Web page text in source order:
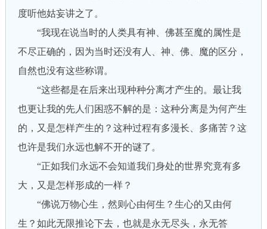
度听他姑妄讲之了。
“我现在说当时的人类具有神、佛甚至魔的属性是
不尽正确的，因为当时还没有人、神、佛、魔的区分，
自然也没有这些称谓。
“这些都是在后来出现种种分离才产生的。最让我
也更让我的先人们困惑不解的是：这种分离是为何产生
的，又是怎样产生的？这种过程有多漫长、多痛苦？这
也许是我们永远也解不开的谜了。
“正如我们永远不会知道我们身处的世界究竟有多
大，又是怎样形成的一样？
“佛说万物心生，然则心由何生？生心的又由何
生？如此无限推论下去，也就是永无尽头，永无答